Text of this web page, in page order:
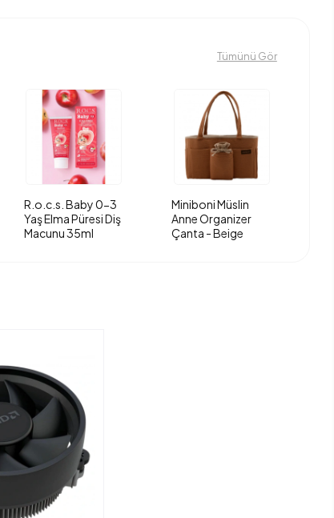
Tümünü Gör
R.o.c.s. Baby 0-3
Yaş Elma Püresi Diş
Macunu 35ml
Miniboni Müslin
Anne Organizer
Çanta - Beige